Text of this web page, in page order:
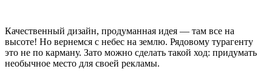
Качественный дизайн, продуманная идея — там все на
высоте! Но вернемся с небес на землю. Рядовому турагенту
это не по карману. Зато можно сделать такой ход: придумать
необычное место для своей рекламы.